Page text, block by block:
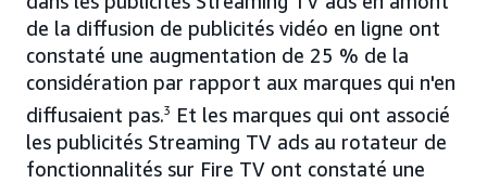
de la diffusion de publicités vidéo en ligne ont
constaté une augmentation de 25 % de la
considération par rapport aux marques qui n'en
diffusaient pas.3
Et les marques qui ont associé
les publicités Streaming TV ads au rotateur de
fonctionnalités sur Fire TV ont constaté une